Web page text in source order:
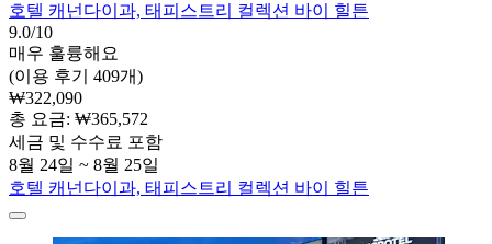
호텔 캐넌다이과, 태피스트리 컬렉션 바이 힐튼
9.0/10
매우 훌륭해요
(이용 후기 409개)
₩322,090
총 요금: ₩365,572
세금 및 수수료 포함
8월 24일 ~ 8월 25일
호텔 캐넌다이과, 태피스트리 컬렉션 바이 힐튼